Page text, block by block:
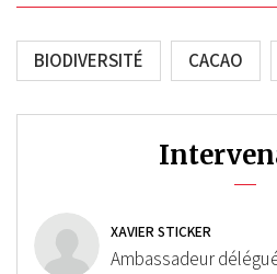
BIODIVERSITÉ CACAO
XAVIER STICKER
Ambassadeur